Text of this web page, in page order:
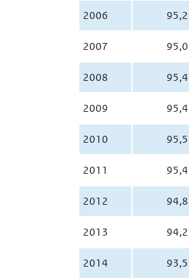
2006 95,2
2007 95,0
2008 95,4
2009 95,4
2010 95,5
2011 95,4
2012 94,8
2013 94,2
2014 93,5